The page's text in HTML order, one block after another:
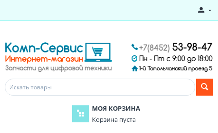
МОЯ КОРЗИНА
Корзина пуста